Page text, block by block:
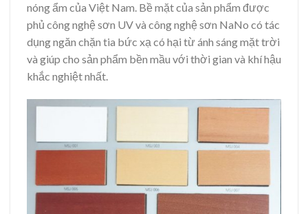
nóng ẩm của Việt Nam. Bề mặt của sản phẩm được
phủ công nghệ sơn UV và công nghệ sơn NaNo có tác
dụng ngăn chặn tia bức xạ có hại từ ánh sáng mặt trời
và giúp cho sản phẩm bền mầu với thời gian và khí hậu
khắc nghiệt nhất.